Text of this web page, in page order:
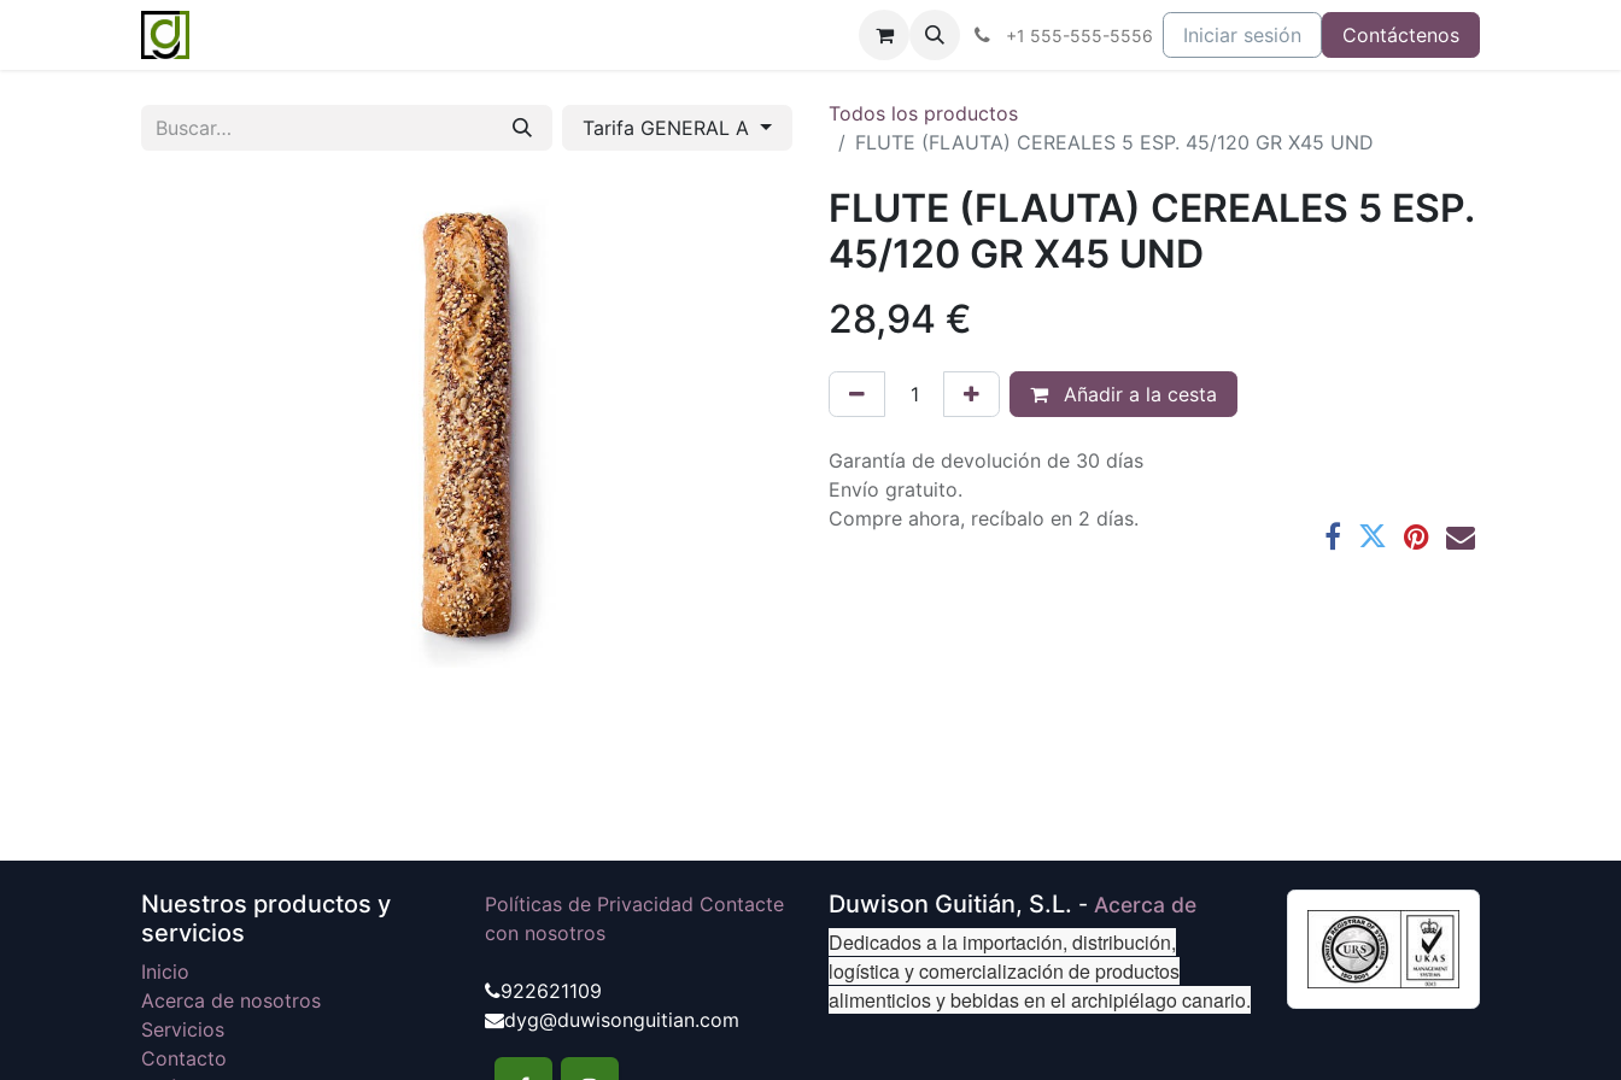
Blog Contáctenos
+1 555-555-5556 Iniciar sesión Contáctenos
Tarifa GENERAL A
Todos los productos
FLUTE (FLAUTA) CEREALES 5 ESP. 45/120 GR X45 UND
FLUTE (FLAUTA) CEREALES 5 ESP.
45/120 GR X45 UND
28,94 €
Añadir a la cesta
Garantía de devolución de 30 días
Envío gratuito.
Compre ahora, recíbalo en 2 días.
Nuestros productos y
servicios
Inicio
Acerca de nosotros
Servicios
Contacto
Políticas de Privacidad Contacte
con nosotros
922621109
dyg@duwisonguitian.com
Duwison Guitián, S.L. - Acerca de
Dedicados a la importación, distribución,
logística y comercialización de productos
alimenticios y bebidas en el archipiélago canario.